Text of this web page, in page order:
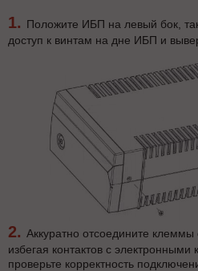
Положите ИБП на левый бок,
доступ к винтам на дне ИБП и
Аккуратно отсоедините клеммы
избегая контактов с
проверьте корректность